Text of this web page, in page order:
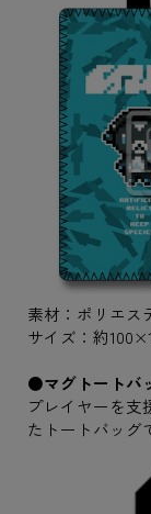
素材：ポリエス
サイズ：約
●マグトートバ
プレイヤーを支
たトートバッグ